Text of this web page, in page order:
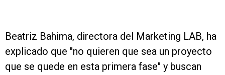
Beatriz Bahima, directora del Marketing LAB, ha
explicado que "no quieren que sea un proyecto
que se quede en esta primera fase" y buscan